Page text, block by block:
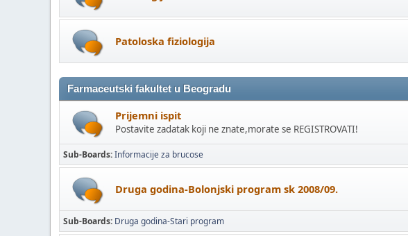
Patoloska fiziologija
Farmaceutski fakultet u Beogradu
Prijemni ispit
Postavite zadatak koji ne znate,morate se REGISTROVATI!
Sub-Boards Informacije za brucose
Druga godina-Bolonjski program sk 2008/09.
Sub-Boards Druga godina-Stari program